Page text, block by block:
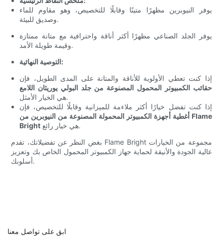
يوفر النيوبرين مظهرًا متينًا وقابلًا للتخصيص، وهو مقاوم للماء
وصديق للبيئة.
يوفر الجلد الصناعي مظهرًا أكثر أناقة واحترافية مع متانة ممتازة
وقيمة طويلة الأمد.
التوصية النهائية:
إذا كنت تعطي الأولوية للأناقة والمتانة على المدى الطويل، فإن
حقائب الكمبيوتر المحمول المصنوعة من جلد البولي يوريثان اللامع
هي الخيار الأمثل.
إذا كنت تفضل خيارًا أكثر ملاءمة للميزانية وقابلًا للتخصيص، فإن
أغطية أجهزة الكمبيوتر المحمولة المصنوعة من النيوبرين من Flame
Bright
هي خيار رائع.
بغض النظر عن تفضيلاتك، تقدم Flame Bright مجموعة من الخيارات
عالية الجودة والأنيقة لحماية جهاز الكمبيوتر المحمول الخاص بك وتعزيز
أسلوبك.
ابق على تواصل معنا